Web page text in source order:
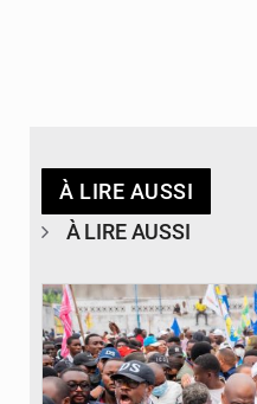
À LIRE AUSSI
À LIRE AUSSI